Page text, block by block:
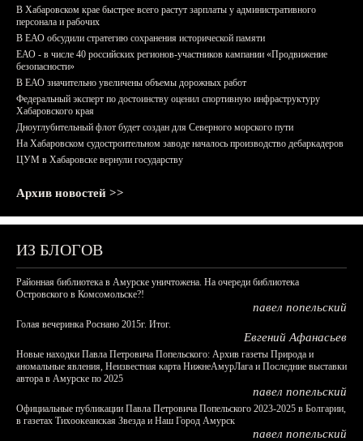
В Хабаровском крае быстрее всего растут зарплаты у административного
персонала и рабочих
В ЕАО обсудили стратегию сохранения исторической памяти
ЕАО - в числе 40 российских регионов-участников кампании «Продвижение
безопасности»
В ЕАО значительно увеличены объемы дорожных работ
Федеральный эксперт по достоинству оценил спортивную инфраструктуру
Хабаровского края
Дноуглубительный флот будет создан для Северного морского пути
На Хабаровском судостроительном заводе началось производство дебаркадеров
ЦУМ в Хабаровске вернули государству
Архив новостей >>
ИЗ БЛОГОВ
Районная библиотека в Амурске уничтожена. На очереди библиотека
Островского в Комсомольске?!
павел попельский
Голая вечеринка Роснано 2015г. Итог.
Евгений Афанасьев
Новые находки Павла Петровича Попельского: Архив газеты Природа и
аномальные явления, Неизвестная карта НижнеАмурЛага и Последние выставки
автора в Амурске по 2025
павел попельский
Официальные публикации Павла Петровича Попельского 2023-2025 в Болгарии,
в газетах Тихоокеанская Звезда и Наш Город Амурск
павел попельский